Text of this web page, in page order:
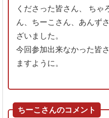
くださった皆さん、
ちゃ
ん、ちーこさん、あんず
ざいました。
今回参加出来なかった皆
ますように。
ちーこさんのコメント